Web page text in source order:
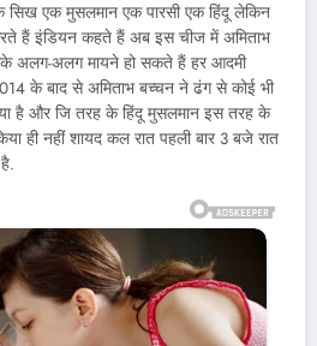
एक मुसलमान एक पारसी एक हिंदू लेकिन
हैं इंडियन कहते हैं अब इस चीज में अमिताभ
अलग-अलग मायने हो सकते हैं हर आदमी
के बाद से अमिताभ बच्चन ने ढंग से कोई भी
है और जि तरह के हिंदू मुसलमान इस तरह के
ही नहीं शायद कल रात पहली बार 3 बजे रात